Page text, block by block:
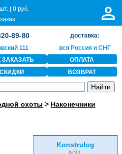
шт. |0 руб.
89-80
111
доставка:
вся Россия и СНГ
ЗАКАЗАТЬ
ОПЛАТА
СКИДКИ ВОЗВРАТ
охоты > Наконечники
Konstrulog